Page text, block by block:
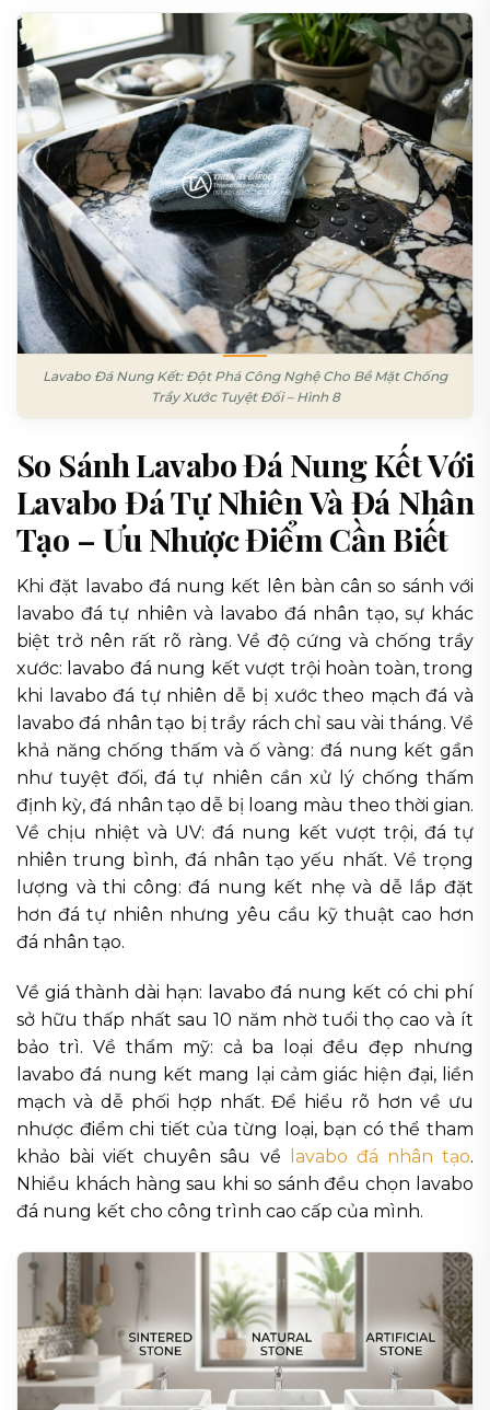
Lavabo Đá Nung Kết: Đột Phá Công Nghệ Cho Bề Mặt Chống
Trầy Xước Tuyệt Đối – Hình 8
So Sánh Lavabo Đá Nung Kết Với
Lavabo Đá Tự Nhiên Và Đá Nhân
Tạo – Ưu Nhược Điểm Cần Biết
Khi đặt lavabo đá nung kết lên bàn cân so sánh với
lavabo đá tự nhiên và lavabo đá nhân tạo, sự khác
biệt trở nên rất rõ ràng. Về độ cứng và chống trầy
xước: lavabo đá nung kết vượt trội hoàn toàn, trong
khi lavabo đá tự nhiên dễ bị xước theo mạch đá và
lavabo đá nhân tạo bị trầy rách chỉ sau vài tháng. Về
khả năng chống thấm và ố vàng: đá nung kết gần
như tuyệt đối, đá tự nhiên cần xử lý chống thấm
định kỳ, đá nhân tạo dễ bị loang màu theo thời gian.
Về chịu nhiệt và UV: đá nung kết vượt trội, đá tự
nhiên trung bình, đá nhân tạo yếu nhất. Về trọng
lượng và thi công: đá nung kết nhẹ và dễ lắp đặt
hơn đá tự nhiên nhưng yêu cầu kỹ thuật cao hơn
đá nhân tạo.
Về giá thành dài hạn: lavabo đá nung kết có chi phí
sở hữu thấp nhất sau 10 năm nhờ tuổi thọ cao và ít
bảo trì. Về thẩm mỹ: cả ba loại đều đẹp nhưng
lavabo đá nung kết mang lại cảm giác hiện đại, liền
mạch và dễ phối hợp nhất. Để hiểu rõ hơn về ưu
nhược điểm chi tiết của từng loại, bạn có thể tham
khảo bài viết chuyên sâu về
lavabo đá nhân tạo.
Nhiều khách hàng sau khi so sánh đều chọn lavabo
đá nung kết cho công trình cao cấp của mình.